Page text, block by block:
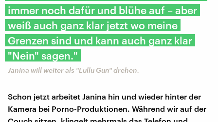
immer noch dafür und blühe auf – aber
weiß auch ganz klar jetzt wo meine
Grenzen sind und kann auch ganz klar
"Nein" sagen."
Janina will weiter als "Lullu Gun" drehen.
Schon jetzt arbeitet Janina hin und wieder hinter der
Kamera bei Porno-Produktionen. Während wir auf der